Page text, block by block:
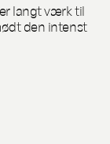
langt værk til
den intenst